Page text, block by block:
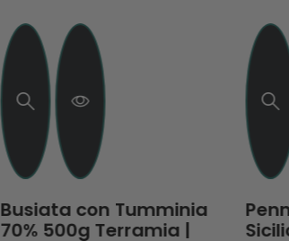
Busiata con Tumminia
70% 500g Terramia |